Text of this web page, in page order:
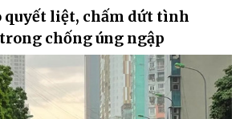
quyết liệt, chấm dứt tình
chống úng ngập